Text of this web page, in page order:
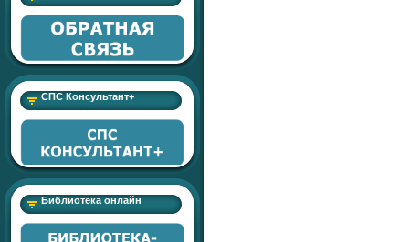
СПС Консультант+
Библиотека онлайн